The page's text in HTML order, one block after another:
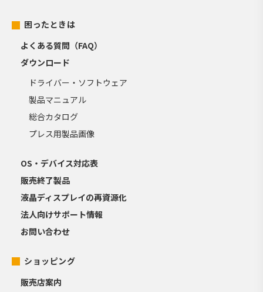
困ったときは
よくある質問（FAQ）
ダウンロード
ドライバー・ソフトウェア
製品マニュアル
総合カタログ
プレス用製品画像
OS・デバイス対応表
販売終了製品
液晶ディスプレイの再資源化
法人向けサポート情報
お問い合わせ
ショッピング
販売店案内